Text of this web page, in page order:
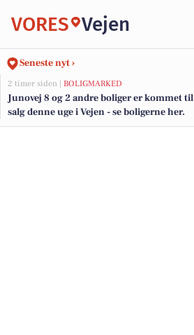
VORES Vejen
Seneste nyt ›
2 timer siden | BOLIGMARKED
Junovej 8 og 2 andre boliger er kommet til
salg denne uge i Vejen - se boligerne her.